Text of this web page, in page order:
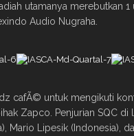
utamanya merebutkan
Audio Nugraha.
cafÃ© untuk mengikuti
Zapco. Penjurian SQC
Mario Lipesik (Indonesia),